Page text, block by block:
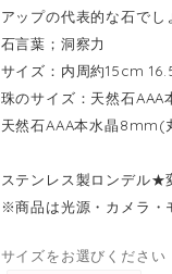
アップの代表的な石でし
石言葉；洞察力
サイズ：内周約15cm
珠のサイズ：天然石
天然石AAA本水晶8mm(
ステンレス製ロン
※商品は光源・カメラ・
サイズをお選びください